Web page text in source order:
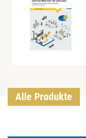
Alle Produkte